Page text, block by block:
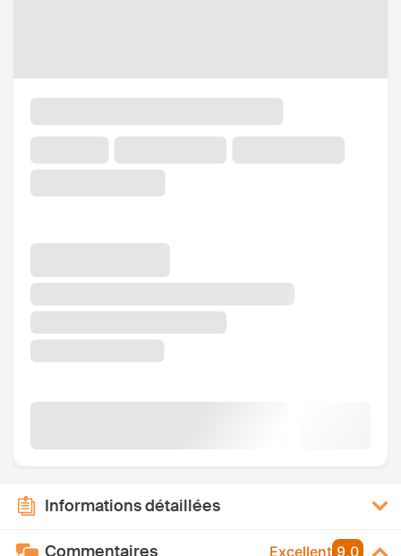
Informations détaillées
Excellent 9,0